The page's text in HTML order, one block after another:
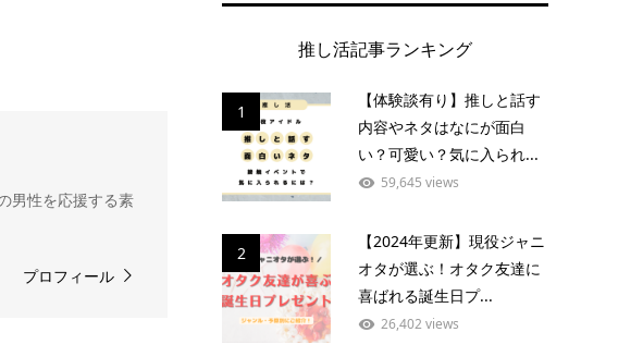
男性を応援する素
プロフィール
推し活記事ランキング
1
【体験談有り】推しと話す
内容やネタはなにが面白
い？可愛い？気に入られ...
59,645 views
2
【2024年更新】現役ジャニ
オタが選ぶ！オタク友達に
喜ばれる誕生日プ...
26,402 views